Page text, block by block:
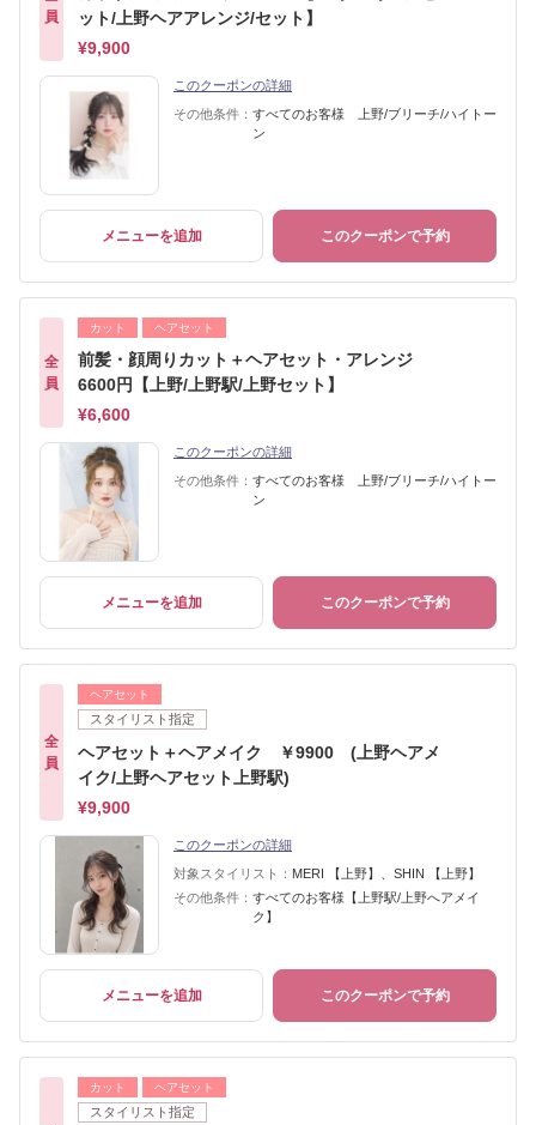
員
ット/上野ヘアアレンジ/セット】
¥9,900
このクーポンの詳細
その他条件： すべてのお客様 上野/ブリーチ/ハイトー
ン
メニューを追加 このクーポンで予約
全
員
カット ヘアセット
前髪・顔周りカット＋ヘアセット・アレンジ
6600円【上野/上野駅/上野セット】
¥6,600
このクーポンの詳細
その他条件： すべてのお客様 上野/ブリーチ/ハイトー
ン
メニューを追加 このクーポンで予約
全
員
ヘアセット
スタイリスト指定
ヘアセット＋ヘアメイク ￥9900 (上野ヘアメ
イク/上野ヘアセット上野駅)
¥9,900
このクーポンの詳細
対象スタイリスト： MERI 【上野】、SHIN 【上野】
その他条件： すべてのお客様【上野駅/上野へアメイ
ク】
メニューを追加 このクーポンで予約
カット ヘアセット
スタイリスト指定